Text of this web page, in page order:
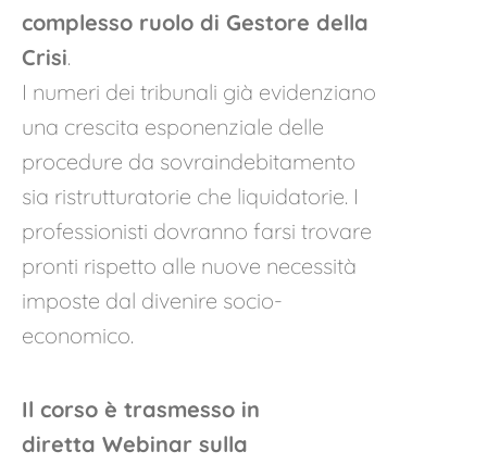
complesso ruolo di Gestore della
Crisi.
I numeri dei tribunali già evidenziano
una crescita esponenziale delle
procedure da sovraindebitamento
sia ristrutturatorie che liquidatorie. I
professionisti dovranno farsi trovare
pronti rispetto alle nuove necessità
imposte dal divenire socio-
economico.
Il corso è trasmesso in
diretta Webinar sulla